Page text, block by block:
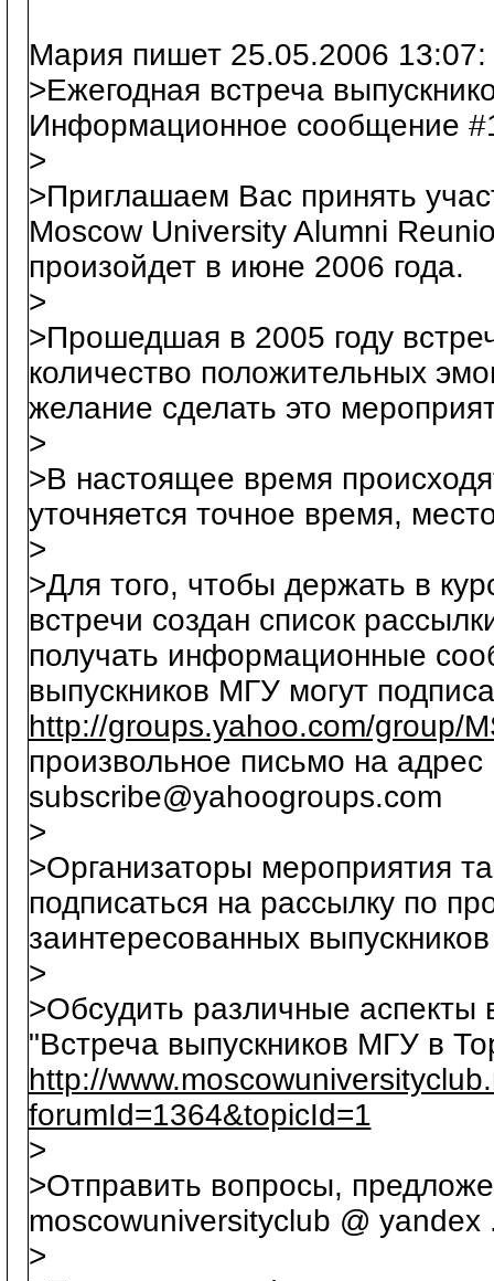
Мария пишет 25.05.2006 13:07:
>Ежегодная встреча
Информационное сообщение
>
>Приглашаем Вас принять
Moscow University Alumni
произойдет в июне 2006 года.
>
>Прошедшая в 2005 году
количество положительных
желание сделать это
>
>В настоящее время
уточняется точное время,
>
>Для того, чтобы держать в
встречи создан список
получать информационные
выпускников МГУ могут
http://groups.yahoo.com/group/
произвольное письмо на
subscribe@yahoogroups.com
>
>Организаторы мероприятия
подписаться на рассылку по
заинтересованных
>
>Обсудить различные
"Встреча выпускников МГУ в
http://
forumId=1364&topicId=1
>
>Отправить вопросы,
moscowuniversityclub @ yandex
>